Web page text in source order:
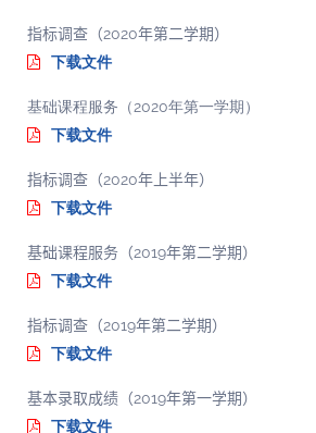
指标调查（2020年第二学期）
下载文件
基础课程服务（2020年第一学期）
下载文件
指标调查（2020年上半年）
下载文件
基础课程服务（2019年第二学期）
下载文件
指标调查（2019年第二学期）
下载文件
基本录取成绩（2019年第一学期）
下载文件